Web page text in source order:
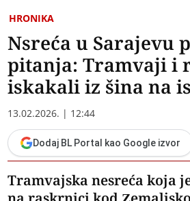
HRONIKA
Nsreća u Sarajevu
pitanja: Tramvaji i
iskakali iz šina na
13.02.2026. | 12:44
Dodaj BL Portal kao Google izvor
Tramvajska nesreća koja